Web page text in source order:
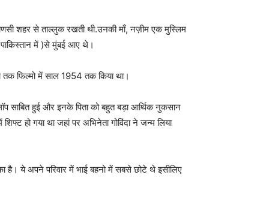
शहर से ताल्लुक रखती थी.उनकी माँ, नज़ीम एक मुस्लिम
पाकिस्तान में )से मुंबई आए थे।
फिल्मो में साल 1954 तक किया था।
साबित हुई और इनके पिता को बहुत बड़ा आर्थिक नुकसान
हो गया था जहां पर अभिनेता गोविंदा ने जन्म लिया
ये अपने परिवार में भाई बहनो में सबसे छोटे थे इसीलिए